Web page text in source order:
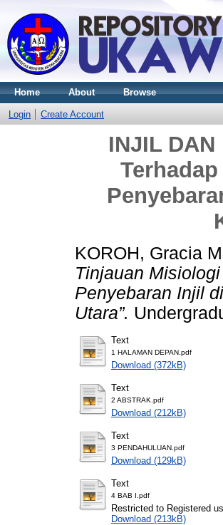
Home About Browse
Login Create Account
INJIL
KOROH, Gracia
Tinjauan
Penyebaran Injil
Utara”.
Text
1 HALAMAN DEPAN.pdf
Download (372kB)
Text
2 ABSTRAK.pdf
Download (212kB)
Text
3 PENDAHULUAN.pdf
Download (129kB)
Text
4 BAB I.pdf
Restricted to Registered
Download (213kB)